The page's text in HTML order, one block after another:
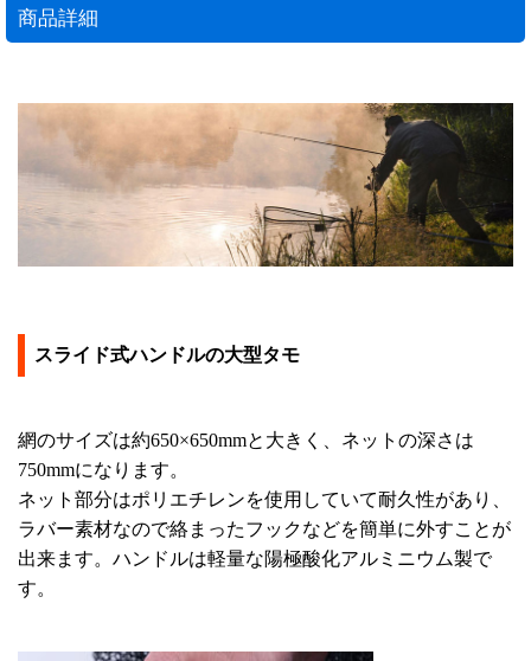
商品詳細
スライド式ハンドルの大型タモ
網のサイズは約650×650mmと大きく、ネットの深さは
750mmになります。
ネット部分はポリエチレンを使用していて耐久性があり、
ラバー素材なので絡まったフックなどを簡単に外すことが
出来ます。ハンドルは軽量な陽極酸化アルミニウム製で
す。